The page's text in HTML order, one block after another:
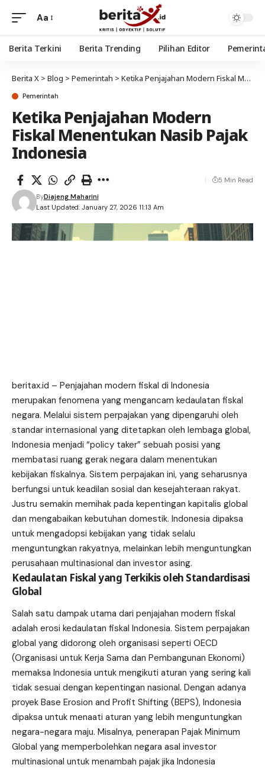
Aa
Berita Terkini Berita Trending Pilihan Editor
Berita X > Blog > Pemerintah > Ketika Penjajahan Modern Fiskal Menentukan Nasib Pajak Indonesia
Pemerintah
Ketika Penjajahan Modern
Fiskal Menentukan Nasib Pajak
Indonesia
Last Updated: January 27, 2026 11:13 Am
ByDiajeng Maharini
5 Min Read
beritax.id – Penjajahan modern fiskal di Indonesia
merupakan fenomena yang mengancam kedaulatan fiskal
negara. Melalui sistem perpajakan yang dipengaruhi oleh
standar internasional yang ditetapkan oleh lembaga global,
Indonesia menjadi “policy taker” sebuah posisi yang
membatasi ruang gerak negara dalam menentukan
kebijakan fiskalnya. Sistem perpajakan ini, yang seharusnya
berfungsi untuk keadilan sosial dan kesejahteraan rakyat.
Justru semakin memihak pada kepentingan kapitalis global
dan mengabaikan kebutuhan domestik. Indonesia dipaksa
untuk mengadopsi kebijakan yang tidak selalu
menguntungkan rakyatnya, melainkan lebih menguntungkan
perusahaan multinasional dan investor asing.
Kedaulatan Fiskal yang Terkikis oleh Standardisasi
Global
Salah satu dampak utama dari penjajahan modern fiskal
adalah erosi kedaulatan fiskal Indonesia. Sistem perpajakan
global yang didorong oleh organisasi seperti OECD
(Organisasi untuk Kerja Sama dan Pembangunan Ekonomi)
memaksa Indonesia untuk mengikuti aturan yang sering kali
tidak sesuai dengan kepentingan nasional. Dengan adanya
proyek Base Erosion and Profit Shifting (BEPS), Indonesia
dipaksa untuk menaati aturan yang lebih menguntungkan
negara-negara maju. Misalnya, penerapan Pajak Minimum
Global yang memperbolehkan negara asal investor
multinasional untuk menambah pajak jika Indonesia